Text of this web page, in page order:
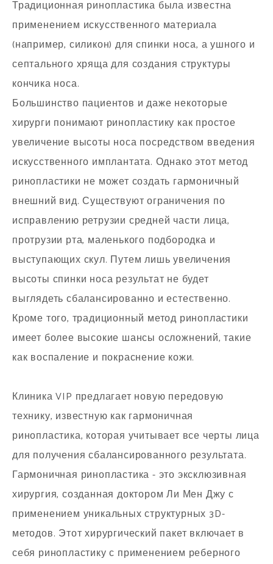
Традиционная ринопластика была известна
применением искусственного материала
(например, силикон) для спинки носа, а ушного и
септального хряща для создания структуры
кончика носа.
Большинство пациентов и даже некоторые
хирурги понимают ринопластику как простое
увеличение высоты носа посредством введения
искусственного имплантата. Однако этот метод
ринопластики не может создать гармоничный
внешний вид. Существуют ограничения по
исправлению ретрузии средней части лица,
протрузии рта, маленького подбородка и
выступающих скул. Путем лишь увеличения
высоты спинки носа результат не будет
выглядеть сбалансированно и естественно.
Кроме того, традиционный метод ринопластики
имеет более высокие шансы осложнений, такие
как воспаление и покраснение кожи.
Клиника VIP предлагает новую передовую
технику, известную как гармоничная
ринопластика, которая учитывает все черты лица
для получения сбалансированного результата.
Гармоничная ринопластика - это эксклюзивная
хирургия, созданная доктором Ли Мен Джу с
применением уникальных структурных 3D-
методов. Этот хирургический пакет включает в
себя ринопластику с применением реберного